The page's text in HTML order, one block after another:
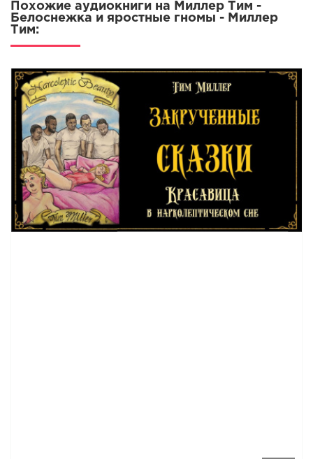
Похожие аудиокниги на Миллер Тим -
Белоснежка и яростные гномы - Миллер
Тим: